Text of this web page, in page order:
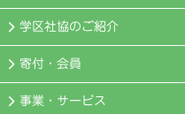
学区社協のご紹介
寄付・会員
事業・サービス